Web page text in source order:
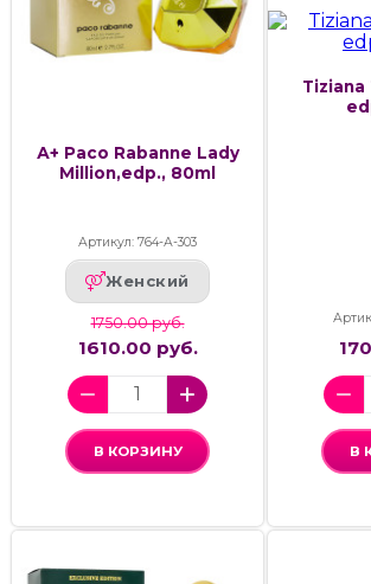
А+ Paco Rabanne Lady
Million,edp., 80ml
Артикул: 764-А-303
Женский
1750.00 руб.
1610.00 руб.
В КОРЗИНУ
Tiziana
В